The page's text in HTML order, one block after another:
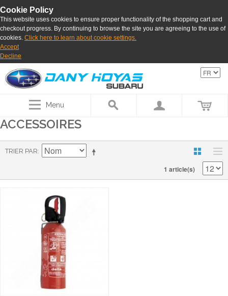
Cookie Policy
This website uses cookies to ensure proper functionality of the shopping cart and
checkout progress. By continuing to browse the site you are agreeing to the use of
cookies. Click here to learn about cookie settings.
Accept
Decline
Menu
ACCESSOIRES
TRIER PAR
1 article(s)